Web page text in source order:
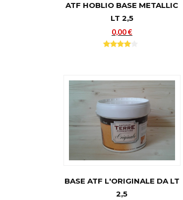
ATF HOBLIO BASE METALLIC
LT 2,5
0,00 €
BASE ATF L'ORIGINALE DA LT
2,5